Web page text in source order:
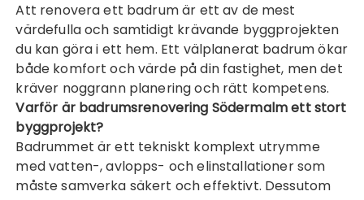
Att renovera ett badrum är ett av de mest
värdefulla och samtidigt krävande byggprojekten
du kan göra i ett hem. Ett välplanerat badrum ökar
både komfort och värde på din fastighet, men det
kräver noggrann planering och rätt kompetens.
Varför är badrumsrenovering Södermalmett stort
byggprojekt?
Badrummet är ett tekniskt komplext utrymme
med vatten-, avlopps- och elinstallationer som
måste samverka säkert och effektivt. Dessutom